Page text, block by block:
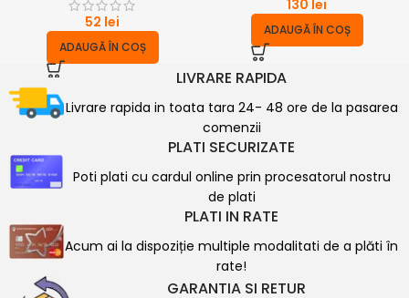
52 lei
ADAUGĂ ÎN COȘ
130 lei
ADAUGĂ ÎN COȘ
LIVRARE RAPIDA
Livrare rapida in toata tara 24- 48 ore de la pasarea
comenzii
PLATI SECURIZATE
Poti plati cu cardul online prin procesatorul nostru
de plati
PLATI IN RATE
Acum ai la dispoziție multiple modalitati de a plăti în
rate!
GARANTIA SI RETUR